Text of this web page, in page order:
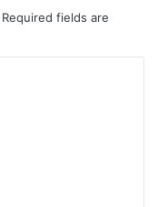
Required fields are